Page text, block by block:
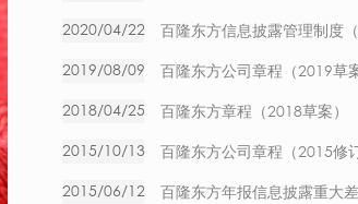
2020/04/22 百隆东方信息披露管理制度
2019/08/09 百隆东方公司章程（2019草案
2018/04/25 百隆东方章程（2018草案）
2015/10/13 百隆东方公司章程（2015修订
2015/06/12 百隆东方年报信息披露重大